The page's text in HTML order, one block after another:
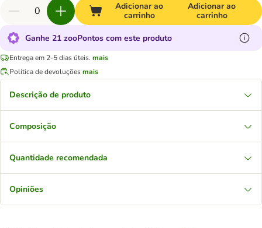
Adicionar ao
carrinho
Adicionar ao
carrinho
Ganhe 21 zooPontos com este produto
Entrega em 2-5 dias úteis. mais
Política de devoluçõesmais
Descrição de produto
Composição
Quantidade recomendada
Opiniões